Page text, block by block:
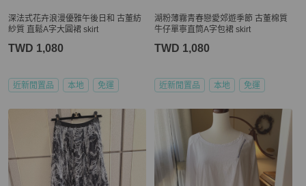
深法式花卉浪漫優雅午後日和 古董紡
紗質 直鬆A字大圓裙 skirt
TWD 1,080
近新閒置品 本地 免運
湖粉薄霧青春戀愛郊遊季節 古董棉質
牛仔單寧直筒A字包裙 skirt
TWD 1,080
近新閒置品 本地 免運